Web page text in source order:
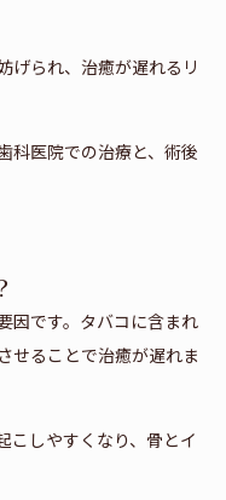
げられ、治癒が遅れるリ
科医院での治療と、術後
因です。タバコに含まれ
せることで治癒が遅れま
こしやすくなり、骨とイ